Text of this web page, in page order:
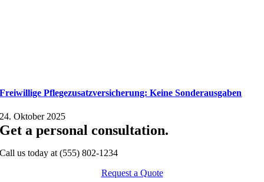
Freiwillige Pflegezusatzversicherung: Keine Sonderausgaben
24. Oktober 2025
Get a personal consultation.
Call us today at(555) 802-1234
Request a Quote